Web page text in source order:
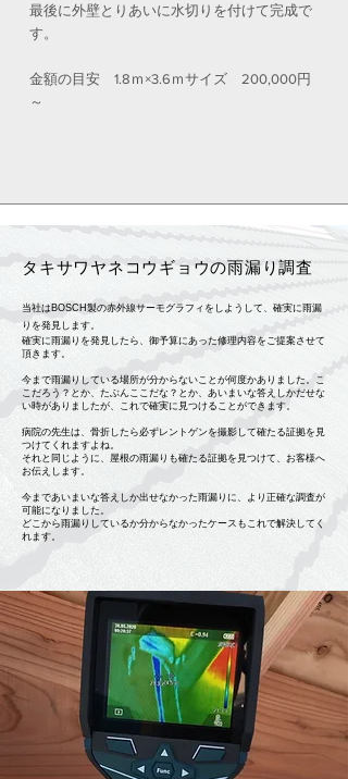
最後に外壁とりあいに水切りを付けて完成で
す。
金額の目安 1.8ｍ×3.6ｍサイズ 200,000円
～
タキサワヤネコウギョウの雨漏り調査
当社はBOSCH製の赤外線サーモグラフィをしようして、確実に雨漏
りを発見します。
確実に雨漏りを発見したら、御予算にあった修理内容をご提案させて
頂きます。
今まで雨漏りしている場所が分からないことが何度かありました。こ
こだろう？とか、たぶんここだな？とか、あいまいな答えしかだせな
い時がありましたが、これで確実に見つけることができます。
病院の先生は、骨折したら必ずレントゲンを撮影して確たる証拠を見
つけてくれますよね。
それと同じように、屋根の雨漏りも確たる証拠を見つけて、お客様へ
お伝えします。
今まであいまいな答えしか出せなかった雨漏りに、より正確な調査が
可能になりました。
​どこから雨漏りしているか分からなかったケースもこれで解決してく
れます。